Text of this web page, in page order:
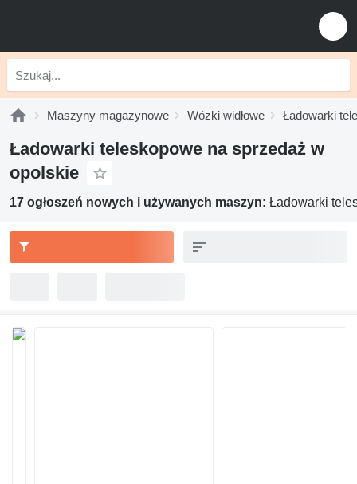
Maszyny magazynowe Wózki widłowe Ładowarki
Ładowarki teleskopowe na sprzedaż w
opolskie
17 ogłoszeń nowych i używanych maszyn: Ładowarki